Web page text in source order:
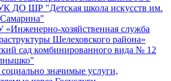
ДО ШР "Детская школа искусств им.
хозяйственная служба
Шелеховского района»
сад комбинированного вида № 12
значимые услуги,